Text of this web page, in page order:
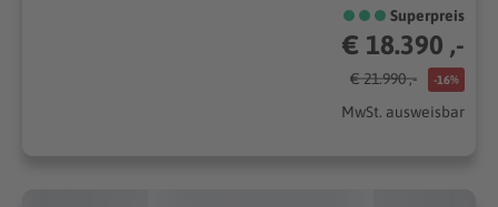
Superpreis
€ 18.390 ,-
€ 21.990 ,- -16%
MwSt. ausweisbar